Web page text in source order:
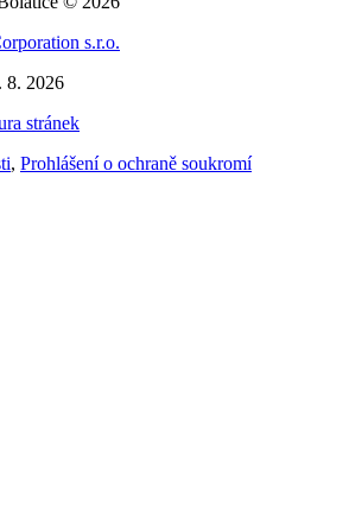
s.r.o.
8. 2026
stránek
, Prohlášení o ochraně soukromí